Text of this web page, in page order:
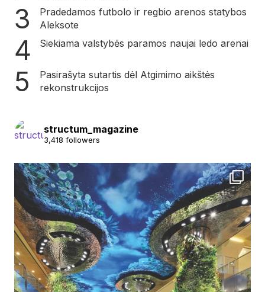
Pradedamos futbolo ir regbio arenos statybos
Aleksote
Siekiama valstybės paramos naujai ledo arenai
Pasirašyta sutartis dėl Atgimimo aikštės
rekonstrukcijos
structum_magazine
3,418 followers